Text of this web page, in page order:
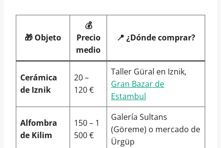
🎁 Objeto
💰
Precio
medio
📍 ¿Dónde comprar?
Cerámica
de Iznik
20 –
120 €
Taller Güral en Iznik,
Gran Bazar de
Estambul
Alfombra
de Kilim
150 – 1
500 €
Galería Sultans
(Göreme) o mercado de
Ürgüp